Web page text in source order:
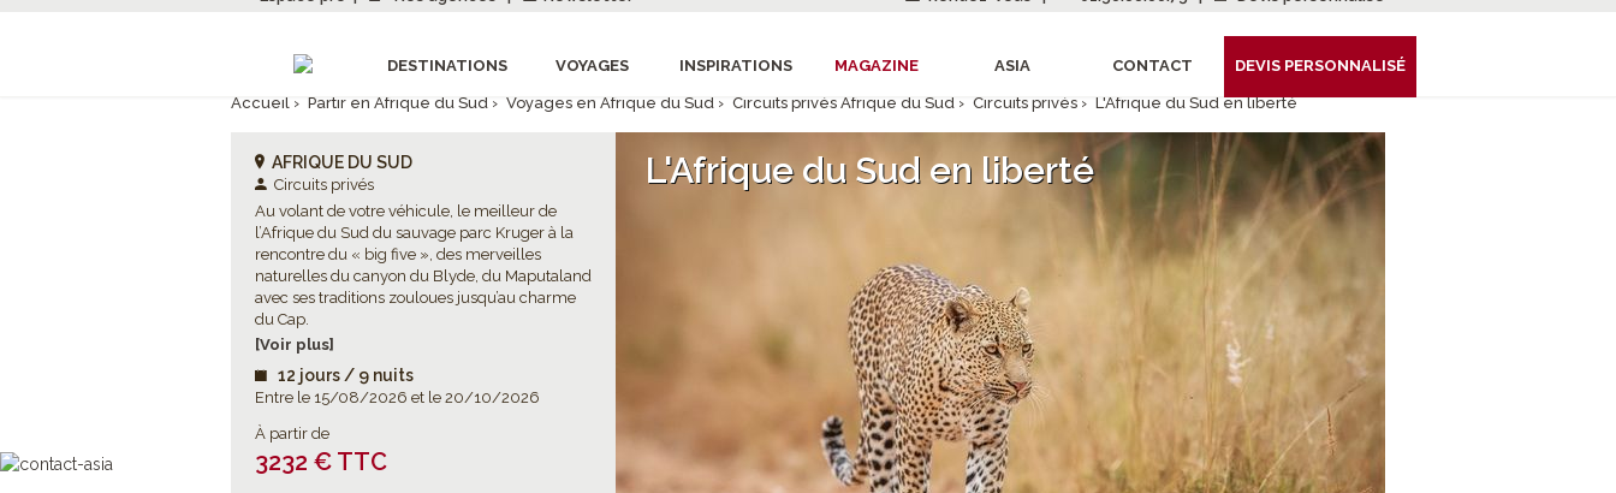
DESTINATIONS VOYAGES INSPIRATIONS MAGAZINE ASIA CONTACT DEVIS PERSONNALISÉ
Accueil › Partir en Afrique du Sud › Voyages en Afrique du Sud › Circuits privés Afrique du Sud › Circuits privés › L'Afrique du Sud en liberté
L'Afrique du Sud en liberté
AFRIQUE DU SUD
Circuits privés
Au volant de votre véhicule, le meilleur de
l’Afrique du Sud du sauvage parc Kruger à la
rencontre du « big five », des merveilles
naturelles du canyon du Blyde, du Maputaland
avec ses traditions zouloues jusqu’au charme
du Cap.
Un road trip passionnant pour découvrir la «
[Voir plus]
12 jours / 9 nuits
Entre le 15/08/2026 et le 20/10/2026
À partir de
3232 € TTC